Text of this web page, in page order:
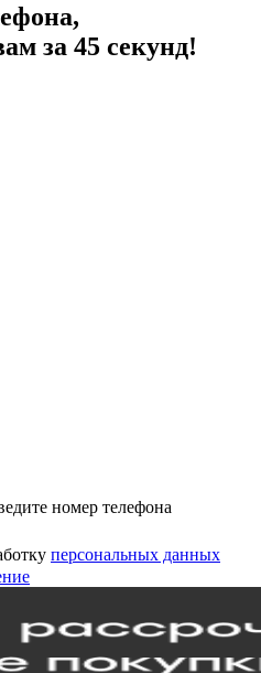
за 45 секунд!
номер телефона
персональных данных